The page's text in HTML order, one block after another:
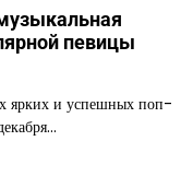
певицы
ярких и успешных поп-